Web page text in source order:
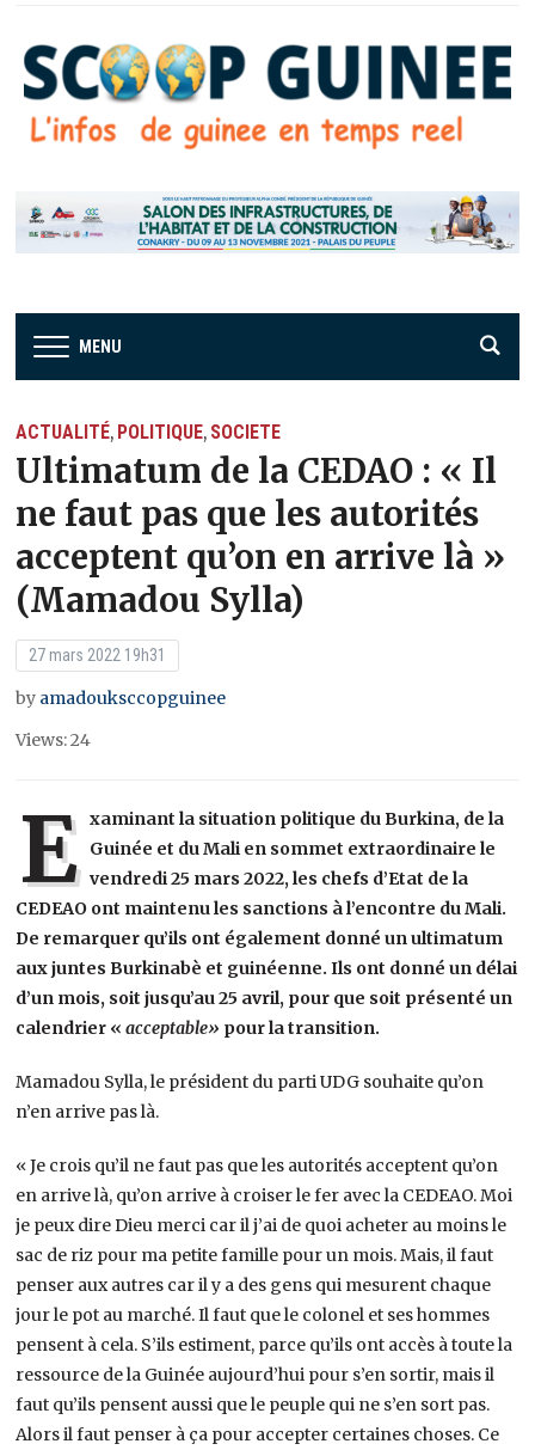
MENU
ACTUALITÉ, POLITIQUE, SOCIETE
Ultimatum de la CEDAO : « Il
ne faut pas que les autorités
acceptent qu’on en arrive là »
(Mamadou Sylla)
27 mars 2022 19h31
by amadouksccopguinee
Views: 24
E xaminant la situation politique du Burkina, de la
Guinée et du Mali en sommet extraordinaire le
vendredi 25 mars 2022, les chefs d’Etat de la
CEDEAO ont maintenu les sanctions à l’encontre du Mali.
De remarquer qu’ils ont également donné un ultimatum
aux juntes Burkinabè et guinéenne. Ils ont donné un délai
d’un mois, soit jusqu’au 25 avril, pour que soit présenté un
calendrier «acceptable» pour la transition.
Mamadou Sylla, le président du parti UDG souhaite qu’on
n’en arrive pas là.
« Je crois qu’il ne faut pas que les autorités acceptent qu’on
en arrive là, qu’on arrive à croiser le fer avec la CEDEAO. Moi
je peux dire Dieu merci car il j’ai de quoi acheter au moins le
sac de riz pour ma petite famille pour un mois. Mais, il faut
penser aux autres car il y a des gens qui mesurent chaque
jour le pot au marché. Il faut que le colonel et ses hommes
pensent à cela. S’ils estiment, parce qu’ils ont accès à toute la
ressource de la Guinée aujourd’hui pour s’en sortir, mais il
faut qu’ils pensent aussi que le peuple qui ne s’en sort pas.
Alors il faut penser à ça pour accepter certaines choses. Ce